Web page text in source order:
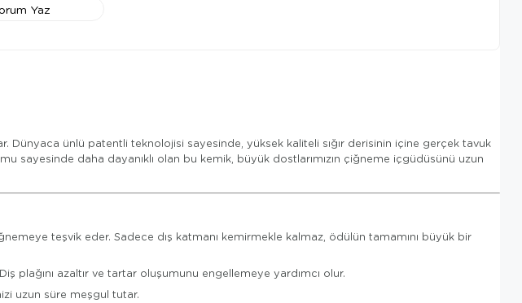
Yaz
Dünyaca ünlü patentli teknolojisi sayesinde, yüksek kaliteli sığır derisinin içine gerçek tavuk
sayesinde daha dayanıklı olan bu kemik, büyük dostlarımızın çiğneme içgüdüsünü uzun
teşvik eder. Sadece dış katmanı kemirmekle kalmaz, ödülün tamamını büyük bir
plağını azaltır ve tartar oluşumunu engellemeye yardımcı olur.
uzun süre meşgul tutar.